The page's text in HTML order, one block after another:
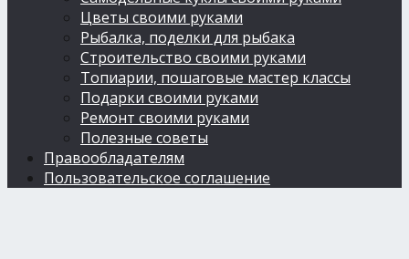
Цветы своими руками
Рыбалка, поделки для рыбака
Строительство своими руками
Топиарии, пошаговые мастер классы
Подарки своими руками
Ремонт своими руками
Полезные советы
Правообладателям
Пользовательское соглашение